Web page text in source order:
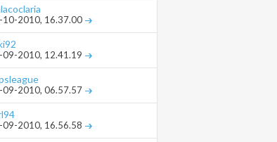
10-2010, 16.37.00
09-2010, 12.41.19
09-2010, 06.57.57
09-2010, 16.56.58